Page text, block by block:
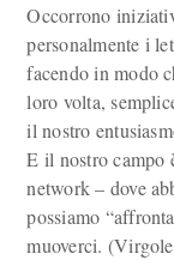
Occorrono
personalmente i
facendo in modo
loro volta,
il nostro
E il nostro campo
network – dove
possiamo
muoverci.